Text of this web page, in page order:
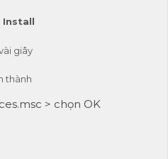
Install
giây
thành
> chọn OK